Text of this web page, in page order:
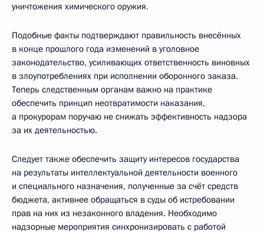
уничтожения химического оружия.
Подобные факты подтверждают правильность внесённых
в конце прошлого года изменений в уголовное
законодательство, усиливающих ответственность виновных
в злоупотреблениях при исполнении оборонного заказа.
Теперь следственным органам важно на практике
обеспечить принцип неотвратимости наказания,
а прокурорам поручаю не снижать эффективность надзора
за их деятельностью.
Следует также обеспечить защиту интересов государства
на результаты интеллектуальной деятельности военного
и специального назначения, полученные за счёт средств
бюджета, активнее обращаться в суды об истребовании
прав на них из незаконного владения. Необходимо
надзорные мероприятия синхронизировать с работой